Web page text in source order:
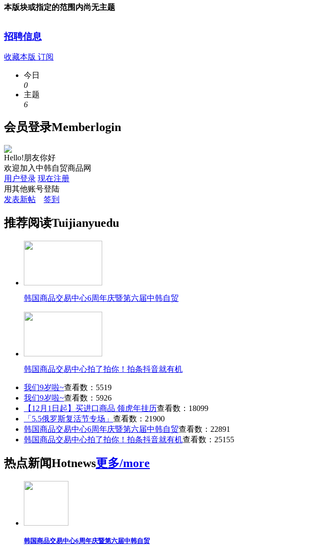
本版块或指定的范围内尚无主题
招聘信息
收藏本版 订阅
今日
0
主题
6
会员登录Memberlogin
Hello!朋友你好
欢迎加入中韩自贸商品网
用户登录 现在注册
用其他账号登陆
发表新帖
签到
推荐阅读Tuijianyuedu
韩国商品交易中心6周年庆暨第六届中韩自贸
韩国商品交易中心拍了拍你！拍条抖音就有机
我们9岁啦~查看数：5519
我们9岁啦~查看数：5926
【12月1日起】买进口商品 领虎年挂历查看数：18099
「5.5俄罗斯复活节专场」 查看数：21900
韩国商品交易中心6周年庆暨第六届中韩自贸查看数：22891
韩国商品交易中心拍了拍你！拍条抖音就有机查看数：25155
热点新闻Hotnews更多/more
韩国商品交易中心6周年庆暨第六届中韩自贸